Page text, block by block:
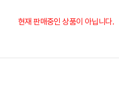
현재 판매중인 상품이 아닙니다.